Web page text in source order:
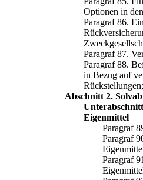
Optionen in
Paragraf 86.
Paragraf 87.
Paragraf 88.
in Bezug auf
Abschnitt 2.
Eigenmittel
Paragraf
Paragraf
Paragraf